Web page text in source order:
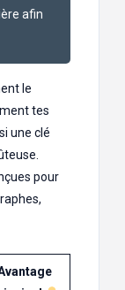
afin
le
tes
une clé
pour